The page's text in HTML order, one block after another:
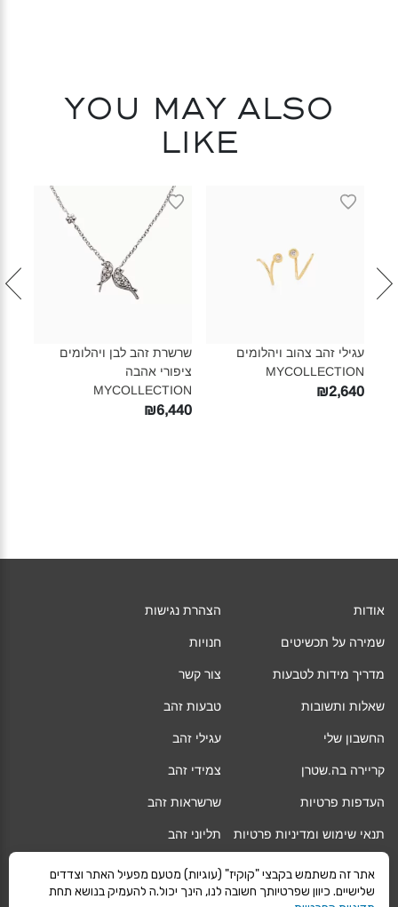
You may also
like
עגילי זהב צהוב ויהלומים
MYCOLLECTION‎
₪2,640
שרשרת זהב לבן ויהלומים
ציפורי אהבה
MYCOLLECTION‎
₪6,440
אודות
שמירה על תכשיטים
מדריך מידות לטבעות
שאלות ותשובות
החשבון שלי
קריירה בה.שטרן
העדפות פרטיות
תנאי שימוש ומדיניות פרטיות
החלפה/החזרה/ביטול עסקה
אחריות
הצהרת נגישות
חנויות
צור קשר
טבעות זהב
עגילי זהב
צמידי זהב
שרשראות זהב
תליוני זהב
גיפט קארד
מגזין
אתר זה משתמש בקבצי "קוקיז" (עוגיות) מטעם מפעיל האתר וצדדים
שלישיים. כיוון שפרטיותך חשובה לנו, הינך יכול.ה להעמיק בנושא תחת